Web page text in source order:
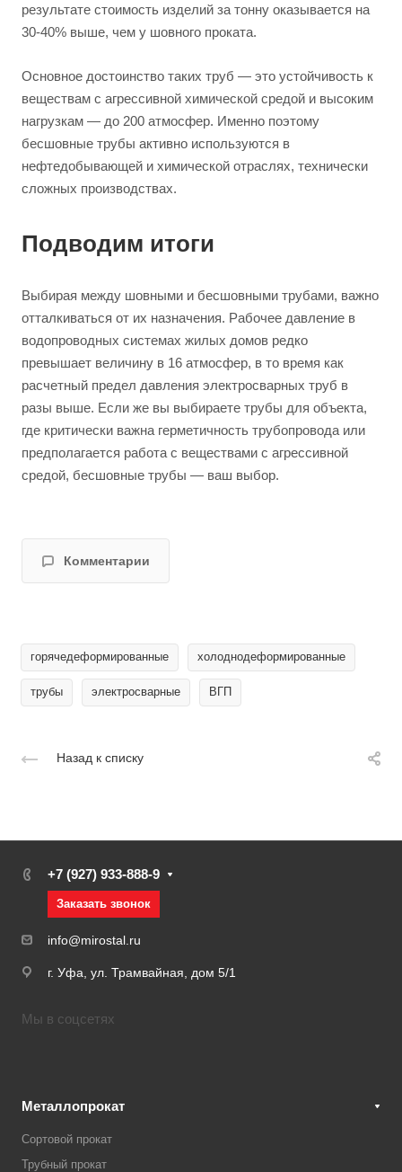
результате стоимость изделий за тонну оказывается на
30-40% выше, чем у шовного проката.
Основное достоинство таких труб — это устойчивость к
веществам с агрессивной химической средой и высоким
нагрузкам — до 200 атмосфер. Именно поэтому
бесшовные трубы активно используются в
нефтедобывающей и химической отраслях, технически
сложных производствах.
Подводим итоги
Выбирая между шовными и бесшовными трубами, важно
отталкиваться от их назначения. Рабочее давление в
водопроводных системах жилых домов редко
превышает величину в 16 атмосфер, в то время как
расчетный предел давления электросварных труб в
разы выше. Если же вы выбираете трубы для объекта,
где критически важна герметичность трубопровода или
предполагается работа с веществами с агрессивной
средой, бесшовные трубы — ваш выбор.
Комментарии
горячедеформированные холоднодеформированные
трубы электросварные ВГП
Назад к списку
+7 (927) 933-888-9
Заказать звонок
info@mirostal.ru
г. Уфа, ул. Трамвайная, дом 5/1
Мы в соцсетях
Металлопрокат
Сортовой прокат
Трубный прокат